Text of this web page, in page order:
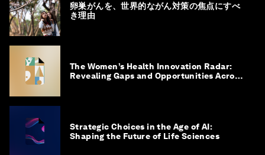
卵巣がんを、世界的ながん対策の焦点にすべ
き理由
The Women’s Health Innovation Radar:
Revealing Gaps and Opportunities Across
Strategic Choices in the Age of AI:
Shaping the Future of Life Sciences